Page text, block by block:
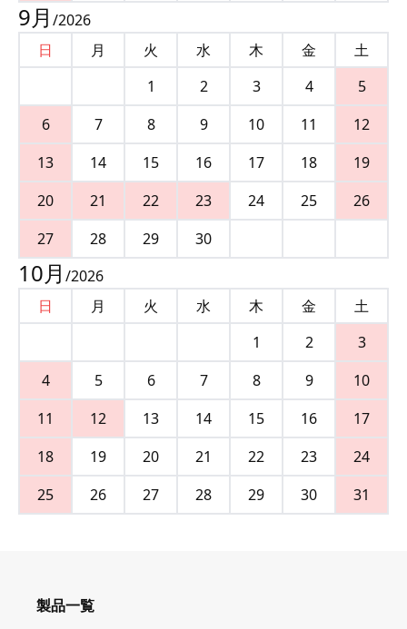
9月 /2026
日
月 火 水 木 金
土
1
2 3 4
5
6
7 8 9 10 11
12
13
14 15 16 17 18
19
20
21 22 23 24 25
26
27
28 29 30
10月 /2026
日
月 火 水 木 金
土
1
2
3
4
5 6 7 8 9
10
11
12 13 14 15 16
17
18
19 20 21 22 23
24
25
26 27 28 29 30 31
製品一覧